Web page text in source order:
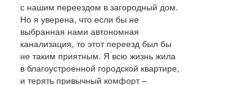
с нашим переездом в загородный дом.
Но я уверена, что если бы не
выбранная нами автономная
канализация, то этот переезд был бы
не таким приятным. Я всю жизнь жила
в благоустроенной городской квартире,
и терять привычный комфорт –